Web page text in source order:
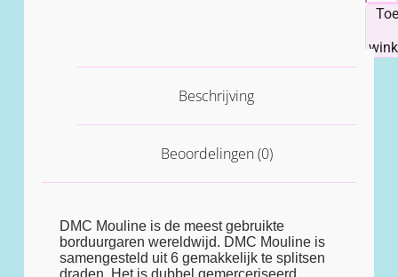
Beschrijving
Beoordelingen (0)
DMC Mouline is de meest gebruikte
borduurgaren wereldwijd. DMC Mouline is
samengesteld uit 6 gemakkelijk te splitsen
draden. Het is dubbel gemerceriseerd